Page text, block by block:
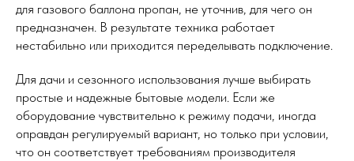
для газового баллона пропан, не уточнив, для чего он
предназначен. В результате техника работает
нестабильно или приходится переделывать подключение.
Для дачи и сезонного использования лучше выбирать
простые и надежные бытовые модели. Если же
оборудование чувствительно к режиму подачи, иногда
оправдан регулируемый вариант, но только при условии,
что он соответствует требованиям производителя